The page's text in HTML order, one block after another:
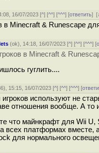
16/07/2023 [^] [^^] [^^^] [ответить][
в Minecraft & Runescape
(ok), 14:18, 16/07/2023 [^] [^^] [^^^] [
в Minecraft &
гуглить....
), 15:15, 16/07/2023 [^] [^^] [^^^] [
используют не
отношения вообще. А то
что майнкрафт для Wii
всех платформах
для нормального